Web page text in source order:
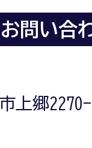
問い合
上郷